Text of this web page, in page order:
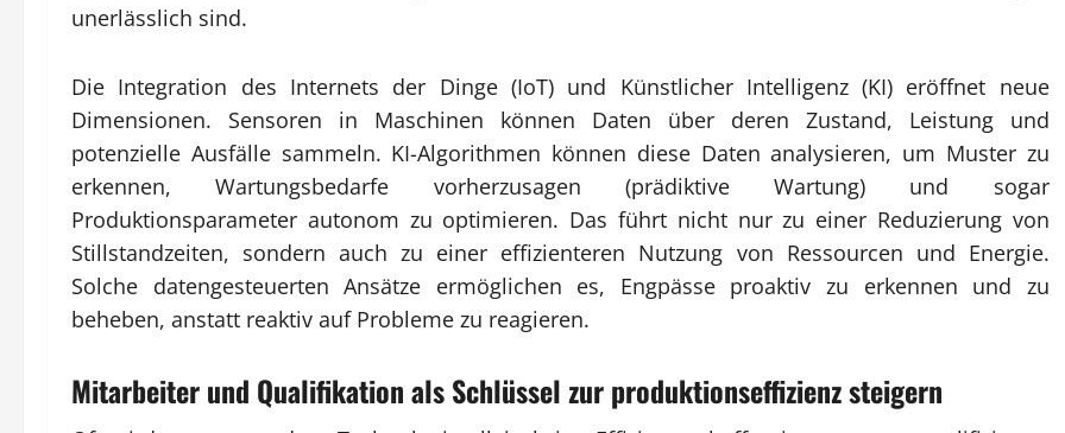
unerlässlich sind.
Die Integration des Internets der Dinge (IoT) und Künstlicher Intelligenz (KI) eröffnet neue
Dimensionen. Sensoren in Maschinen können Daten über deren Zustand, Leistung und
potenzielle Ausfälle sammeln. KI-Algorithmen können diese Daten analysieren, um Muster zu
erkennen, Wartungsbedarfe vorherzusagen (prädiktive Wartung) und sogar
Produktionsparameter autonom zu optimieren. Das führt nicht nur zu einer Reduzierung von
Stillstandzeiten, sondern auch zu einer effizienteren Nutzung von Ressourcen und Energie.
Solche datengesteuerten Ansätze ermöglichen es, Engpässe proaktiv zu erkennen und zu
beheben, anstatt reaktiv auf Probleme zu reagieren.
Mitarbeiter und Qualifikation als Schlüssel zur produktionseffizienz steigern